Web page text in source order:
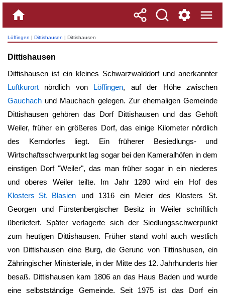
Löffingen | Dittishausen | Dittishausen
Dittishausen
Dittishausen ist ein kleines Schwarzwalddorf und anerkannter
Luftkurort nördlich von Löffingen, auf der Höhe zwischen
Gauchach und Mauchach gelegen. Zur ehemaligen Gemeinde
Dittishausen gehören das Dorf Dittishausenund das Gehöft
Weiler, früher ein größeres Dorf, das einige Kilometer nördlich
des Kerndorfes liegt. Ein früherer Besiedlungs- und
Wirtschaftsschwerpunkt lag sogar bei den Kameralhöfen in dem
einstigen Dorf "Weiler", das man früher sogar in ein niederes
und oberes Weiler teilte. Im Jahr 1280 wird ein Hof des
Klosters St. Blasien und 1316 ein Meier des Klosters St.
Georgen und Fürstenbergischer Besitz in Weiler schriftlich
überliefert. Später verlagerte sich der Siedlungsschwerpunkt
zum heutigen Dittishausen. Früher stand wohl auch westlich
von Dittishausen eine Burg, die Gerunc von Tittinshusen, ein
Zähringischer Ministeriale, in der Mitte des 12. Jahrhunderts hier
besaß. Dittishausenkam 1806 an das Haus Baden und wurde
eine selbstständige Gemeinde. Seit 1975 ist das Dorf ein